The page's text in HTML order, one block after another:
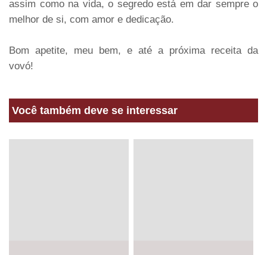
assim como na vida, o segredo está em dar sempre o
melhor de si, com amor e dedicação.
Bom apetite, meu bem, e até a próxima receita da
vovó!
Você também deve se interessar